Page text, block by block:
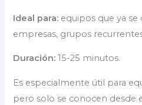
Ideal para: equipos que ya
empresas, grupos
Duración: 15-25 minutos.
Es especialmente útil para
pero solo se conocen desde